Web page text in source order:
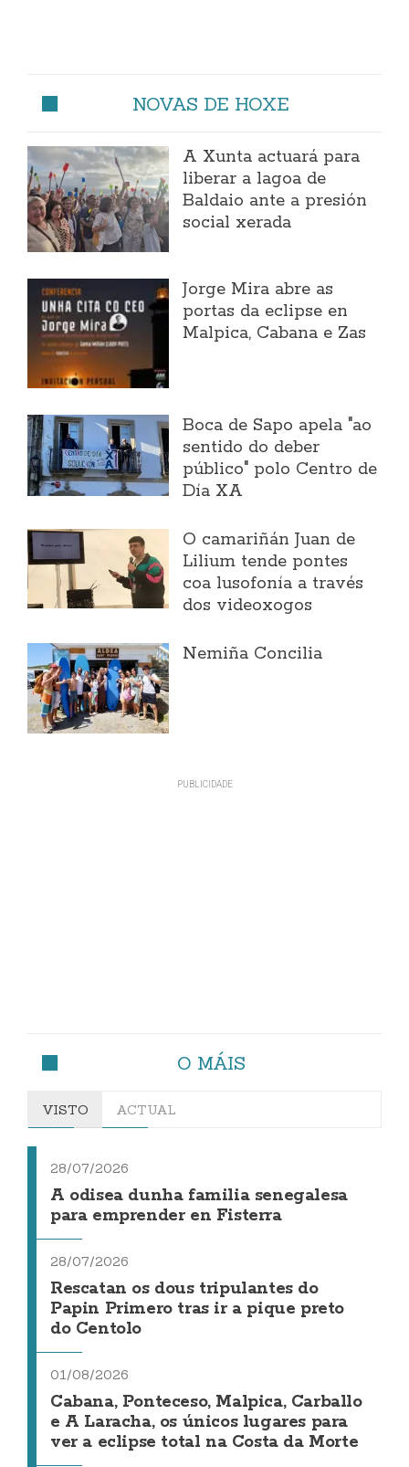
NOVAS DE HOXE
A Xunta actuará para
liberar a lagoa de
Baldaio ante a presión
social xerada
Jorge Mira abre as
portas da eclipse en
Malpica, Cabana e Zas
Boca de Sapo apela "ao
sentido do deber
público" polo Centro de
Día XA
O camariñán Juan de
Lilium tende pontes
coa lusofonía a través
dos videoxogos
Nemiña Concilia
O MÁIS
VISTO ACTUAL
28/07/2026
A odisea dunha familia senegalesa
para emprender en Fisterra
28/07/2026
Rescatan os dous tripulantes do
Papin Primero tras ir a pique preto
do Centolo
01/08/2026
Cabana, Ponteceso, Malpica, Carballo
e A Laracha, os únicos lugares para
ver a eclipse total na Costa da Morte